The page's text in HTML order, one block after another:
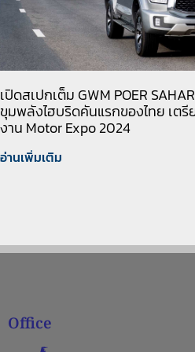
เปิดสเปกเต็ม GWM POER
ขุมพลังไฮบริดคันแรกของไทย เตรี
งาน Motor Expo 2024
อ่านเพิ่มเติม
Office